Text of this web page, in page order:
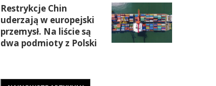
Restrykcje Chin
uderzają w europejski
przemysł. Na liście są
dwa podmioty z Polski